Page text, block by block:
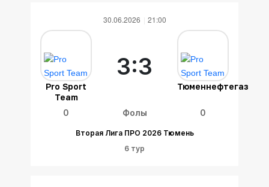
30.06.2026 21:00
Pro Sport
Team
Тюменнефтегаз
3:3
Вторая Лига ПРО 2026 Тюмень
6 тур
Фолы
0 0